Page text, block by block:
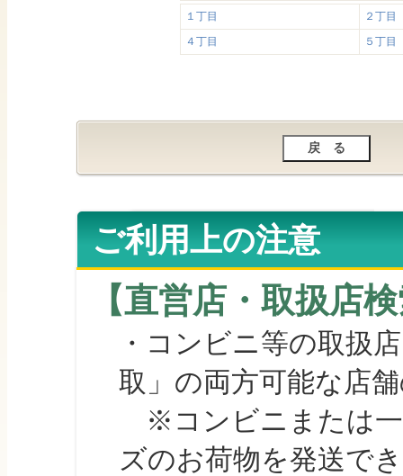
１丁目
２丁目
４丁目
５丁目
ご利用上の注意
【直営店・取扱店
・コンビニ等の取扱
取」の両方可能な店
※コンビニまたは一
ズのお荷物を発送で